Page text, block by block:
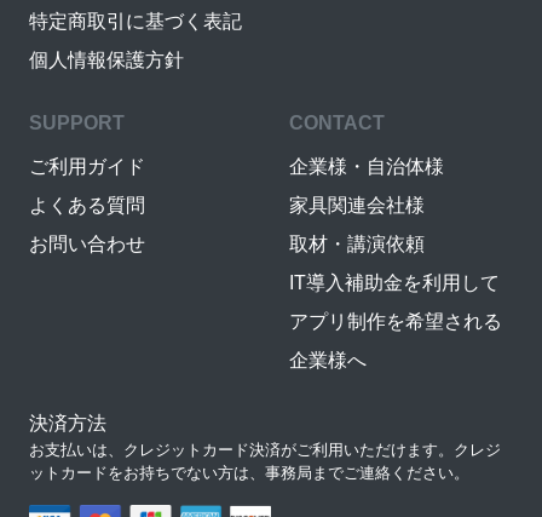
特定商取引に基づく表記
個人情報保護方針
SUPPORT
ご利用ガイド
よくある質問
お問い合わせ
CONTACT
企業様・自治体様
家具関連会社様
取材・講演依頼
IT導入補助金を利用して
アプリ制作を希望される
企業様へ
決済方法
お支払いは、クレジットカード決済がご利用いただけます。クレジ
ットカードをお持ちでない方は、事務局までご連絡ください。